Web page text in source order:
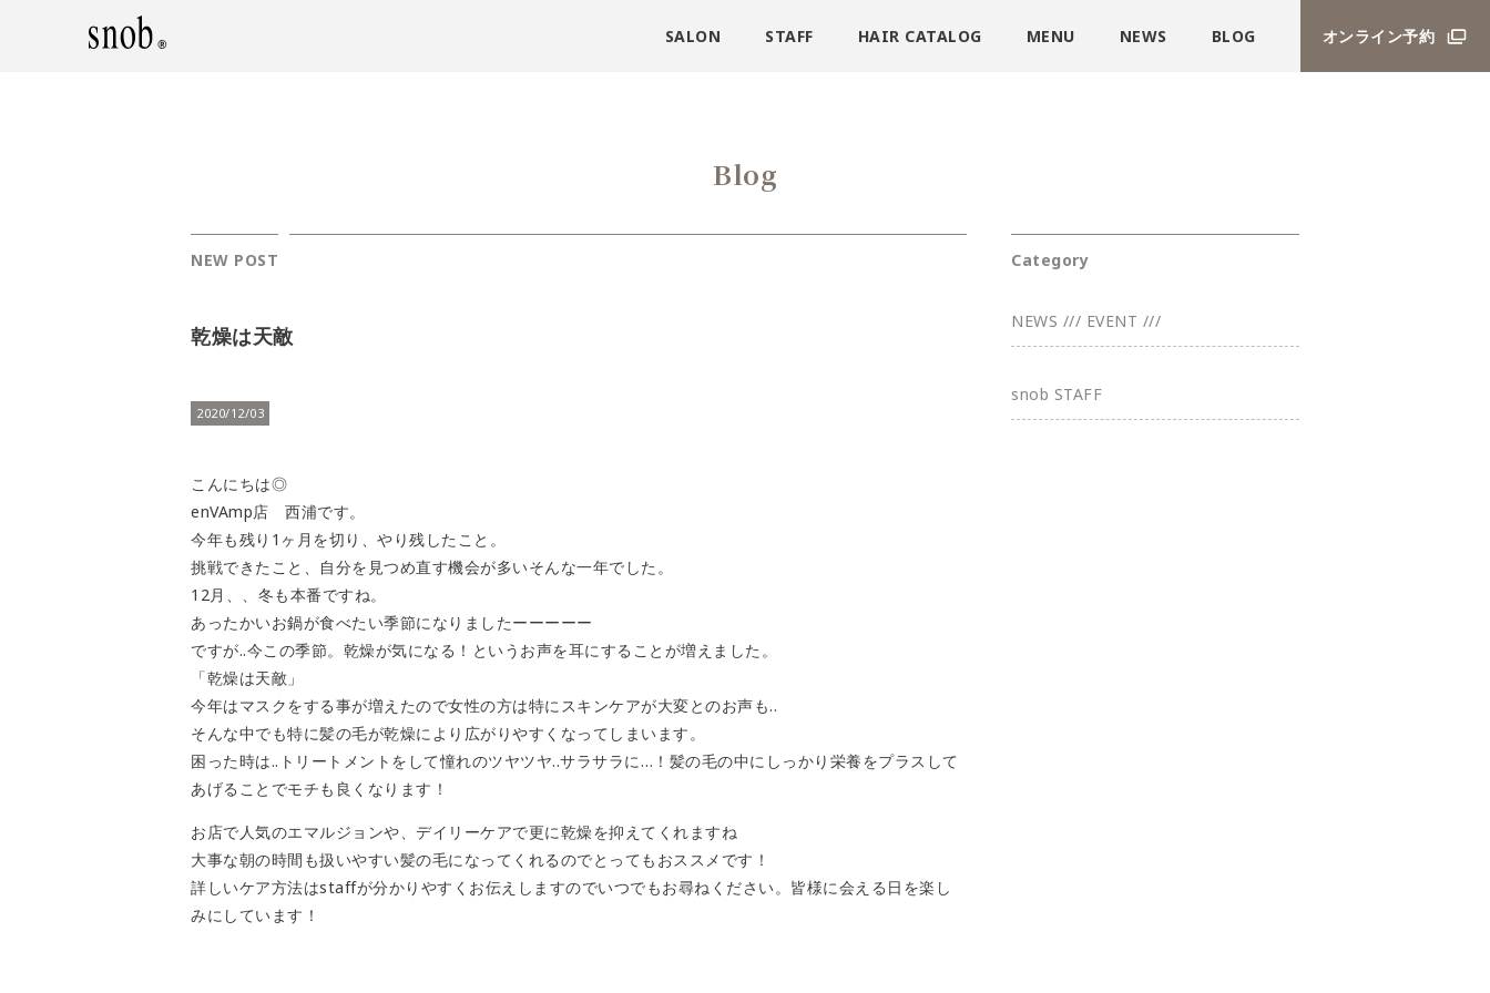
SALON STAFF HAIR CATALOG MENU NEWS BLOG オンライン予約
Blog
NEW POST
乾燥は天敵
2020/12/03
こんにちは◎
enVAmp店 西浦です。
今年も残り1ヶ月を切り、やり残したこと。
挑戦できたこと、自分を見つめ直す機会が多いそんな一年でした。
12月、、冬も本番ですね。
あったかいお鍋が食べたい季節になりましたーーーーー
ですが..今この季節。乾燥が気になる！というお声を耳にすることが増えました。
「乾燥は天敵」
今年はマスクをする事が増えたので女性の方は特にスキンケアが大変とのお声も..
そんな中でも特に髪の毛が乾燥により広がりやすくなってしまいます。
困った時は..トリートメントをして憧れのツヤツヤ..サラサラに…！髪の毛の中にしっかり栄養をプラスして
あげることでモチも良くなります！
お店で人気のエマルジョンや、デイリーケアで更に乾燥を抑えてくれますね
大事な朝の時間も扱いやすい髪の毛になってくれるのでとってもおススメです！
詳しいケア方法はstaffが分かりやすくお伝えしますのでいつでもお尋ねください。皆様に会える日を楽し
みにしています！
Category
NEWS /// EVENT ///
snob STAFF